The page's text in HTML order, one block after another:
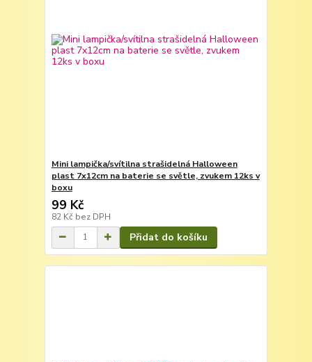
Mini lampička/svítilna strašidelná Halloween
plast 7x12cm na baterie se světle, zvukem 12ks v
boxu
99 Kč
82 Kč bez DPH
Přidat do košíku